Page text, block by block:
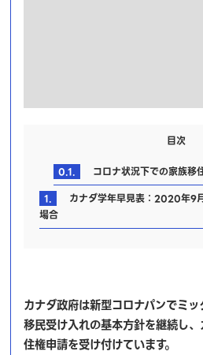
目次
0.1.
コロナ状況下での家族移
1.
カナダ学年早見表：2020年9
場合
カナダ政府は新型コロナパンでミッ
移民受け入れの基本方針を継続し
住権申請を受け付けています。